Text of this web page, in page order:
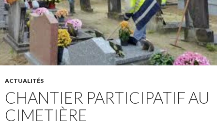
ACTUALITÉS
CHANTIER PARTICIPATIF AU
CIMETIÈRE